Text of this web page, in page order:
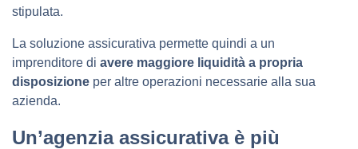
stipulata.
La soluzione assicurativa permette quindi a un
imprenditore di avere maggiore liquidità a propria
disposizione per altre operazioni necessarie alla sua
azienda.
Un’agenzia assicurativa è più